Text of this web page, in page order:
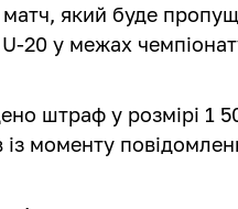
який буде
U-20 у межах
штраф у розмірі 1
моменту